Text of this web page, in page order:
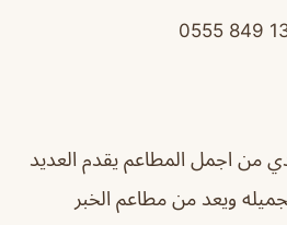
اجمل المطاعم يقدم العديد
ويعد من مطاعم الخبر